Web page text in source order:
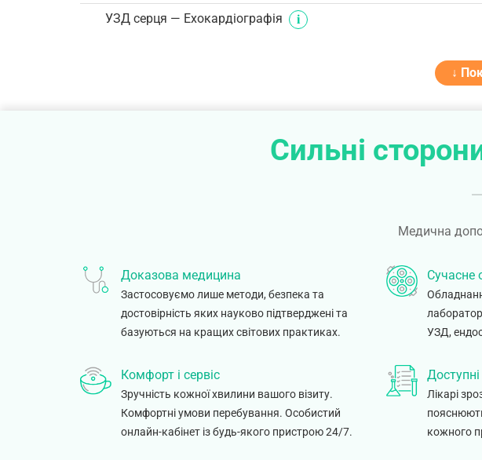
УЗД серця — Ехокардіографія
↓
Сильні
Медична
Доказова медицина
Застосовуємо лише методи, безпека та
достовірність яких науково підтверджені та
базуються на кращих світових практиках.
Сучасне
УЗД,
Комфорт і сервіс
Зручність кожної хвилини вашого візиту.
Комфортні умови перебування. Особистий
онлайн-кабінет із будь-якого пристрою 24/7.
Лікарі
кожного